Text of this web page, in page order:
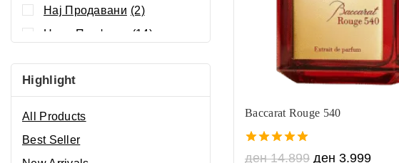
Baccarat Rouge 540
5.00
ден14.899 ден 3.999
Нај Продавани (2)
Нови Парфеми
(14)
Highlight
All Products
Best Seller